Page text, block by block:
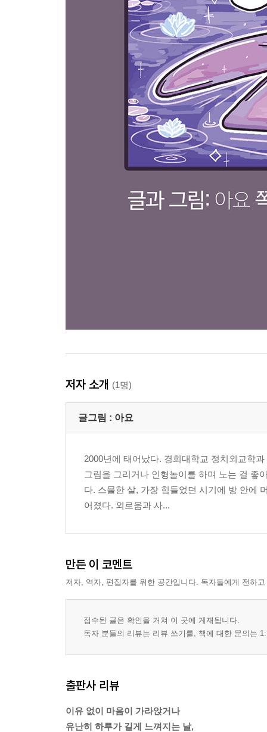
저자 소개 (1명)
글그림 : 아요
2000년에 태어났다. 경희대학교 정치외교학
그림을 그리거나 인형놀이를 하며 노는 걸 좋
다. 스물한 살, 가장 힘들었던 시기에 방 안에
어졌다. 외로움과 사...
만든 이 코멘트
저자, 역자, 편집자를 위한 공간입니다. 독자들에게 전하
접수된 글은 확인을 거쳐 이 곳에 게재됩니다.
독자 분들의 리뷰는 리뷰 쓰기를, 책에 대한 문의는
출판사 리뷰
이유 없이 마음이 가라앉거나
유난히 하루가 길게 느껴지는 날,